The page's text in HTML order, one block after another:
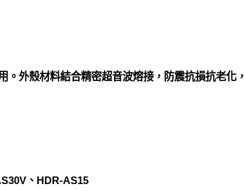
外殼材料結合精密超音波熔接，防震抗損抗老化，
、HDR-AS15